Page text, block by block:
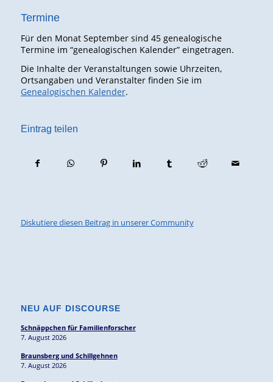
Termine
Für den Monat September sind 45 genealogische
Termine im “genealogischen Kalender” eingetragen.
Die Inhalte der Veranstaltungen sowie Uhrzeiten,
Ortsangaben und Veranstalter finden Sie im
Genealogischen Kalender.
Eintrag teilen
Diskutiere diesen Beitrag in unserer Community
NEU AUF DISCOURSE
Schnäppchen für Familienforscher
7. August 2026
Braunsberg und Schillgehnen
7. August 2026